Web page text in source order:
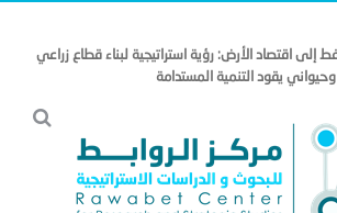
إلى اقتصاد الأرض: رؤية استراتيجية لبناء قطاع زراعي
وحيواني يقود التنمية المستدامة